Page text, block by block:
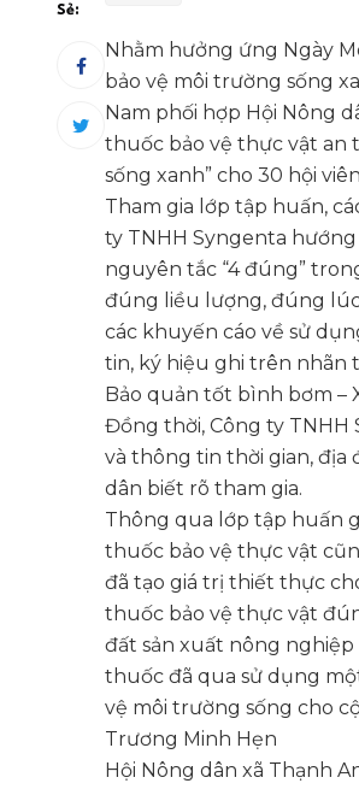
Sẻ:
Nhằm hưởng ứng Ngày
bảo vệ môi trường sống
Nam phối hợp Hội Nông
thuốc bảo vệ thực vật an
sống xanh” cho 30 hội
Tham gia lớp tập huấn,
ty TNHH Syngenta
nguyên tắc “4 đúng”
đúng liều lượng, đúng
các khuyến cáo về sử
tin, ký hiệu ghi trên nhãn
Bảo quản tốt bình bơm –
Đồng thời, Công ty TNHH
và thông tin thời gian, địa
dân biết rõ tham gia.
Thông qua lớp tập huấn
thuốc bảo vệ thực vật
đã tạo giá trị thiết thực
thuốc bảo vệ thực vật
đất sản xuất nông
thuốc đã qua sử dụng
vệ môi trường sống cho
Trương Minh Hẹn
Hội Nông dân xã Thạnh